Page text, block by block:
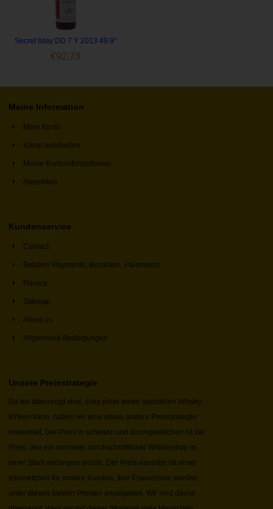
Secret Islay DD 7 Y 2013 49.9°
€92,73
Meine Information
Mein Konto
Konto bearbeiten
Meine Kontoinformationen
Anmelden
Kundenservice
Contact
Betalen/ Payments, Bezahlen, Paiements
Privacy
Sitemap
About us
Allgemeine Bedingungen
Unsere Preisstrategie
Da wir überzeugt sind, dass jeder einen speziellen Whisky
trinken kann, haben wir eine etwas andere Preisstrategie
entwickelt. Der Preis in schwarz und durchgestrichen ist der
Preis, den ein normaler durchschnittlicher Whiskyshop in
einer Stadt verlangen würde. Der Preis darunter ist unser
Internetpreis für unsere Kunden. Ihre Ersparnisse werden
unter diesen beiden Preisen angegeben. Wir sind davon